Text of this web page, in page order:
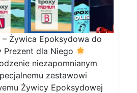
– Żywica Epoksydowa do
Prezent dla Niego
niezapomnianym
zestawowi
Żywicy Epoksydowej